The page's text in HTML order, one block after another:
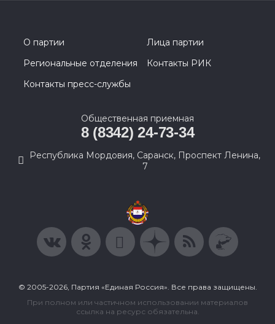
О партии
Лица партии
Региональные отделения
Контакты РИК
Контакты пресс-службы
Общественная приемная
8 (8342) 24-73-34
Республика Мордовия, Саранск, Проспект Ленина,
7
© 2005-2026, Партия «Единая Россия». Все права защищены.
При полном или частичном использовании материалов
ссылка на ресурс обязательна.